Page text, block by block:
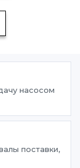
насосом
поставки,